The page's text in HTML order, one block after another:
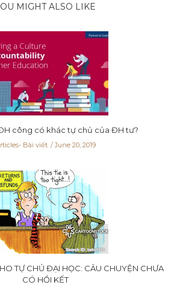
MIGHT ALSO LIKE
công có khác tự chủ của ĐH tư?
Bài viết June 20, 2019
TỰ CHỦ ĐẠI HỌC: CÂU CHUYỆN CHƯA
CÓ HỒI KẾT